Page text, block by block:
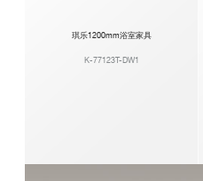
琪乐1200mm浴室家具
K-77123T-DW1